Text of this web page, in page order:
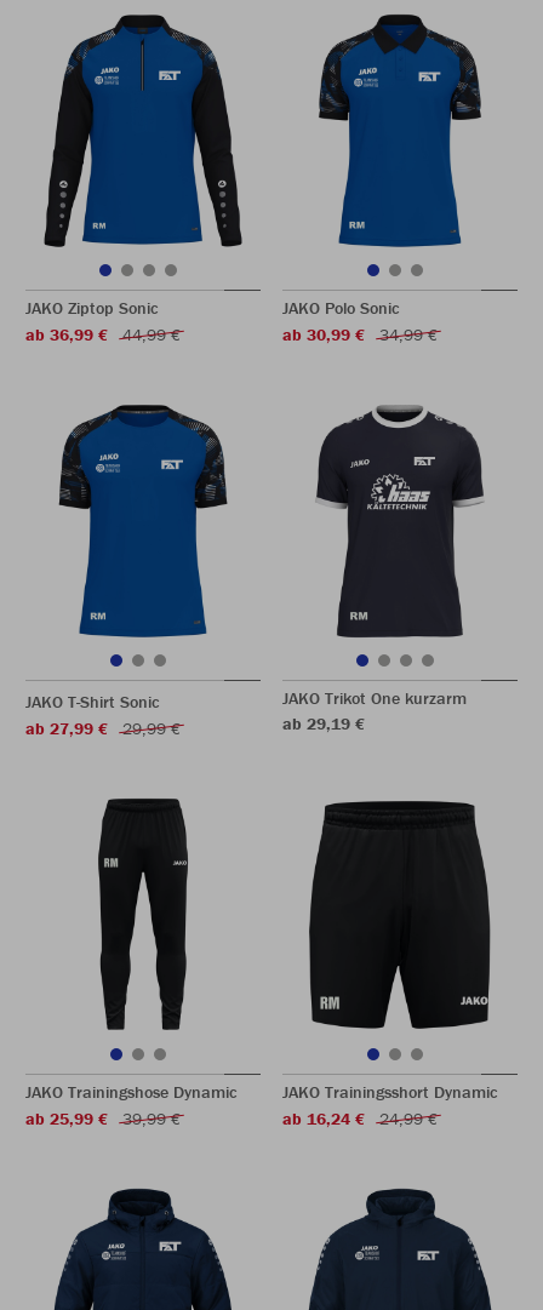
JAKO Ziptop Sonic
ab 36,99 €
44,99 €
JAKO Polo Sonic
ab 30,99 €
34,99 €
JAKO T-Shirt Sonic
ab 27,99 €
29,99 €
JAKO Trikot One kurzarm
ab 29,19 €
JAKO Trainingshose Dynamic
ab 25,99 €
39,99 €
JAKO Trainingsshort Dynamic
ab 16,24 €
24,99 €